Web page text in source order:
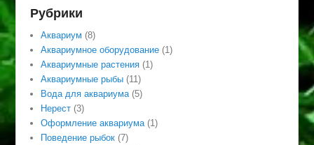
Рубрики
Аквариум (8)
Аквариумное оборудование (1)
Аквариумные растения (1)
Аквариумные рыбы (11)
Вода для аквариума(5)
Нерест (3)
Оформление аквариума(1)
Поведение рыбок (7)